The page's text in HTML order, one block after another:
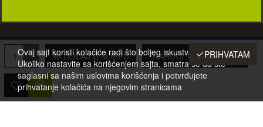
DODAJ U KORPU NARUČI TELEFONOM
© 2001-2022 Eurotehna-021 d.o.o. Novi Sad, Srbija. Sva prava zadržana.
PRIHVATAM
Ovaj sajt koristi kolačiće radi što boljeg iskustva posetilaca.
Ukoliko nastavite sa korišćenjem sajta, smatra se da ste
saglasni sa našim uslovima korišćenja i potvrđujete
prihvatanje kolačića na njegovim stranicama